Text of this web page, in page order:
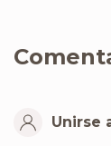
Unirse